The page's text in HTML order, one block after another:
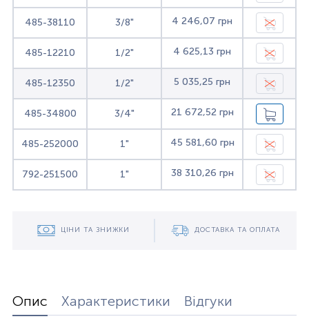
485-38110 3/8" 4 246,07 грн
485-12210 1/2" 4 625,13 грн
485-12350 1/2" 5 035,25 грн
485-34800 3/4" 21 672,52 грн
485-252000 1" 45 581,60 грн
792-251500 1" 38 310,26 грн
ЦІНИ ТА ЗНИЖКИ ДОСТАВКА ТА ОПЛАТА
Опис Характеристики Відгуки